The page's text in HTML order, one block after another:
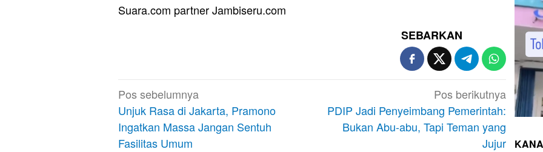
Suara.com partner Jambiseru.com
SEBARKAN
Navigasi
pos
Pos sebelumnya
Unjuk Rasa di Jakarta, Pramono
Ingatkan Massa Jangan Sentuh
Fasilitas Umum
Pos berikutnya
PDIP Jadi Penyeimbang Pemerintah:
Bukan Abu-abu, Tapi Teman yang
Jujur